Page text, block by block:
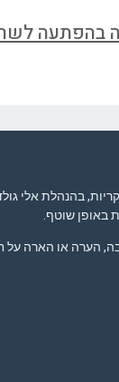
בהפתעה
בהנהלת אלי
באופן שוטף.
הערה או הארה על